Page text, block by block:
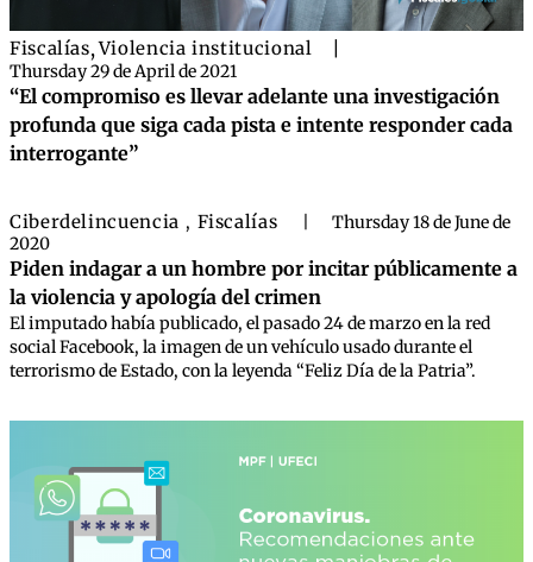
Fiscalías,Violencia institucional
Thursday 29 de April de 2021
“El compromiso es llevar adelante una investigación
profunda que siga cada pista e intente responder cada
interrogante”
Ciberdelincuencia , Fiscalías
Thursday 18 de June de
2020
Piden indagar a un hombre por incitar públicamente a
la violencia y apología del crimen
El imputado había publicado, el pasado 24 de marzo en la red
social Facebook, la imagen de un vehículo usado durante el
terrorismo de Estado, con la leyenda “Feliz Día de la Patria”.